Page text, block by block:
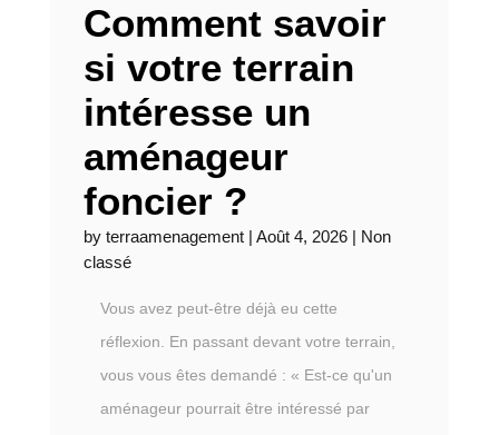
Comment savoir
si votre terrain
intéresse un
aménageur
foncier ?
by terraamenagement| Août 4, 2026| Non
classé
Vous avez peut-être déjà eu cette
réflexion. En passant devant votre terrain,
vous vous êtes demandé : « Est-ce qu'un
aménageur pourrait être intéressé par